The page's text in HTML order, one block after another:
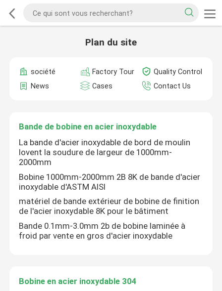
Plan du site
société Factory Tour
Quality Control
News
Cases Contact Us
Bande de bobine en acier inoxydable
La bande d'acier inoxydable de bord de moulin
lovent la soudure de largeur de 1000mm-
2000mm
Bobine 1000mm-2000mm 2B 8K de bande d'acier
inoxydable d'ASTM AISI
matériel de bande extérieur de bobine de finition
de l'acier inoxydable 8K pour le bâtiment
Bande 0.1mm-3.0mm 2b de bobine laminée à
froid par vente en gros d'acier inoxydable
Bobine en acier inoxydable 304